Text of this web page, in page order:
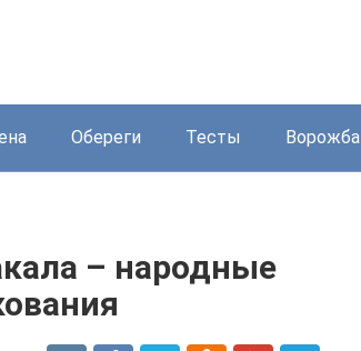
Обереги Тесты Ворожба
– народные